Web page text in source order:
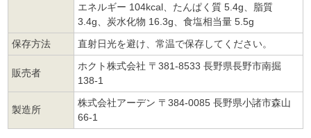
エネルギー 104kcal、たんぱく質 5.4g、脂質
3.4g、炭水化物 16.3g、食塩相当量 5.5g
保存方法
直射日光を避け、常温で保存してください。
販売者
ホクト株式会社 〒381-8533 長野県長野市南掘
138-1
製造所
株式会社アーデン 〒384-0085 長野県小諸市森山
66-1